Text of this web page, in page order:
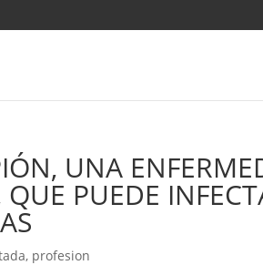
UNA
QUE PUEDE
, profesion